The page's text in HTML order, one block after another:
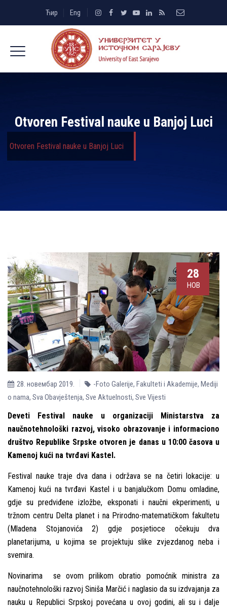
Ћир Eng
Otvoren Festival nauke u Banjoj Luci
Otvoren Festival nauke u Banjoj Luci
28
НОВ
28. новембар 2019. -Foto Galerije, Fakulteti i Akademije, Mediji
o nama, Sva Obavještenja, Sve Aktuelnosti, Sve Vijesti
Deveti Festival nauke u organizaciji Ministarstva za
naučnotehnološki razvoj, visoko obrazovanje i informaciono
društvo Republike Srpske otvoren je danas u 10:00 časova u
Kamenoj kući na tvrđavi Kastel.
Festival nauke traje dva dana i održava se na četiri lokacije: u
Kamenoj kući na tvrđavi Kastel i u banjalučkom Domu omladine,
gdje su predviđene izložbe, eksponati i naučni ekperimenti, u
tržnom centru Delta planet i na Prirodno-matematičkom fakultetu
(Mladena Stojanovića 2) gdje posjetioce očekuju dva
planetarijuma, u kojima se projektuju slike zvjezdanog neba i
svemira.
Novinarima se ovom prilikom obratio pomoćnik ministra za
naučnotehnološki razvoj Siniša Marčić i naglasio da su izdvajanja za
nauku u Republici Srpskoj povećana u ovoj godini, ali su i dalјe